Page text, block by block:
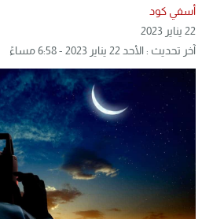
أسفي كود
22 يناير 2023
آخر تحديث : الأحد 22 يناير 2023 - 6:58 مساءً